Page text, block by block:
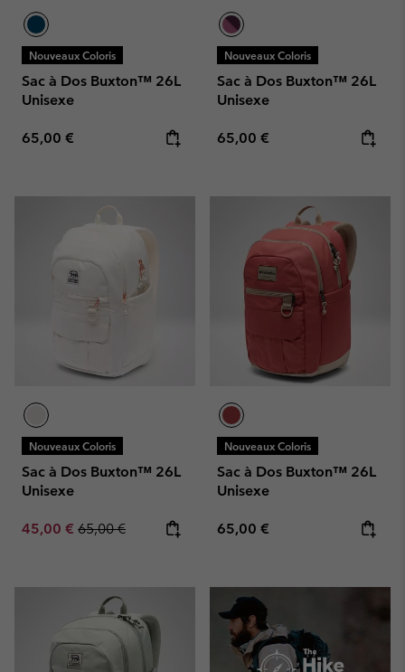
Nouveaux Coloris
Sac à Dos Buxton™ 26L
Unisexe
Regular price:
65,00 €
Nouveaux Coloris
Sac à Dos Buxton™ 26L
Unisexe
Regular price:
65,00 €
Nouveaux Coloris
Sac à Dos Buxton™ 26L
Unisexe
Sale price:
45,00 € Regular price:
65,00 €
Nouveaux Coloris
Sac à Dos Buxton™ 26L
Unisexe
Regular price:
65,00 €